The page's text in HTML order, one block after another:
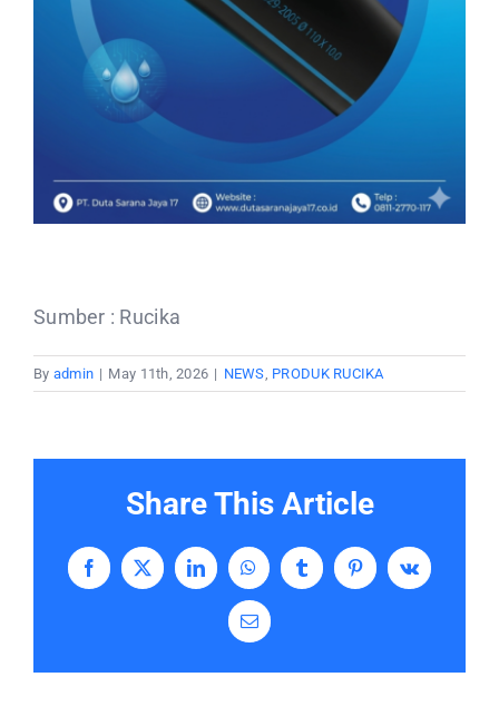
Sumber : Rucika
By admin | May 11th, 2026 | NEWS PRODUK RUCIKA
Share This Article
Facebook
X LinkedInWhatsAppTumblrPinterestVk
Email